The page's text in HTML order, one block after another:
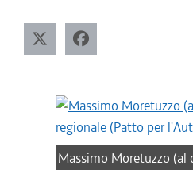
Massimo Moretuzzo (al